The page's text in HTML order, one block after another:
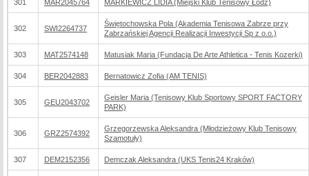
301 MAR2045764 MARKIEWICZ LIDIA (Miejski Klub Tenisowy Łódź)
302 SWI2264737
Świętochowska Pola (Akademia Tenisowa Zabrze przy
Zabrzańskiej Agencji Realizacji Inwestycji Sp z o.o.)
303 MAT2574148 Matusiak Maria (Fundacja De Arte Athletica - Tenis Kozerki)
304 BER2042883 Bernatowicz Zofia (AM TENIS)
305 GEU2043702
Geisler Maria (Tenisowy Klub Sportowy SPORT FACTORY
PARK)
306 GRZ2574392
Grzegorzewska Aleksandra (Młodzieżowy Klub Tenisowy
Szamotuły)
307 DEM2152356 Demczak Aleksandra (UKS Tenis24 Kraków)